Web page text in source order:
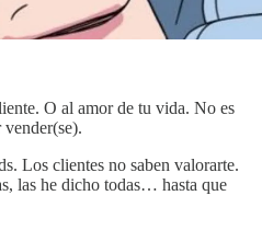
O al amor de tu vida. No es
vender(se).
Los clientes no saben valorarte.
las he dicho todas… hasta que